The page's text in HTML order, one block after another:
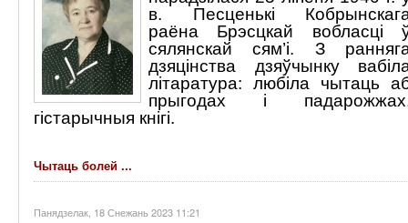
в. Песценькі
раёна Брэсцкай вобласці
сялянскай сям’і. З
дзяцінства дзяўчынку
літаратура: любіла чытаць
прыгодах і
гістарычныя кнігі.
Чытаць болей ...
Панядзелак, 18 Снежань 2023 11:21